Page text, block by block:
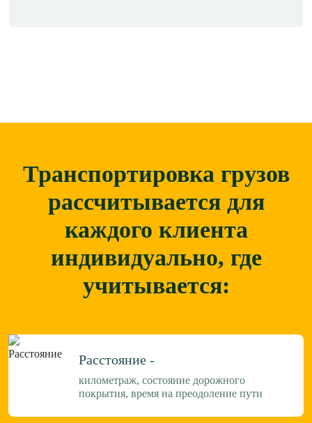
Транспортировка грузов
рассчитывается для
каждого клиента
индивидуально, где
учитывается:
Расстояние -
километраж, состояние дорожного
покрытия, время на преодоление пути